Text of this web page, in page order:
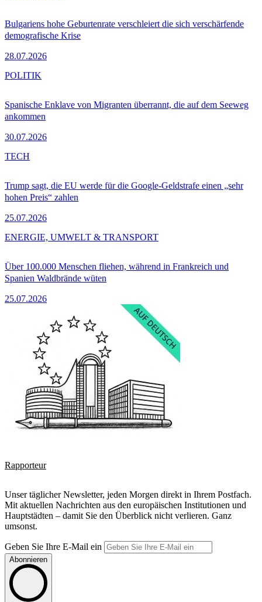
Bulgariens hohe Geburtenrate verschleiert die sich verschärfende
demografische Krise
28.07.2026
Spanische Enklave von Migranten überrannt, die auf dem Seeweg
ankommen
30.07.2026
POLITIK
Trump sagt, die EU werde für die Google-Geldstrafe einen „sehr
hohen Preis“ zahlen
25.07.2026
TECH
Über 100.000 Menschen fliehen, während in Frankreich und
Spanien Waldbrände wüten
25.07.2026
ENERGIE, UMWELT & TRANSPORT
Rapporteur
Unser täglicher Newsletter, jeden Morgen direkt in Ihrem Postfach.
Mit aktuellen Nachrichten aus den europäischen Institutionen und
Hauptstädten – damit Sie den Überblick nicht verlieren. Ganz
umsonst.
Geben Sie Ihre E-Mail ein
Abonnieren